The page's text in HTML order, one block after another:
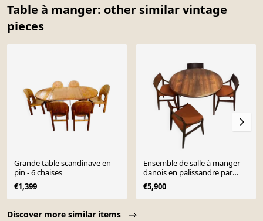
Table à manger: other similar vintage
pieces
Discover more similar items
Grande table scandinave en
pin - 6 chaises
€1,399
Ensemble de salle à manger
danois en palissandre par
Vestervig Eriksen 1950
€5,900